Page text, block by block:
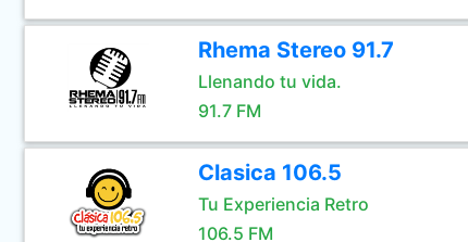
Rhema Stereo 91.7
Llenando tu vida.
91.7 FM
Clasica 106.5
Tu Experiencia Retro
106.5 FM